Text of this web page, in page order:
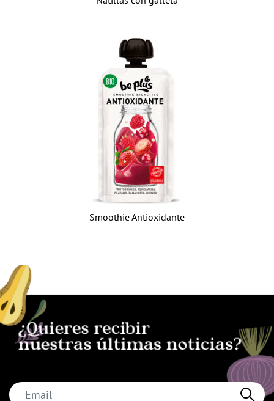
Smoothie Antioxidante